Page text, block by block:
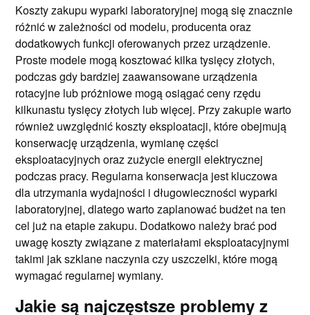
Koszty zakupu wyparki laboratoryjnej mogą się znacznie
różnić w zależności od modelu, producenta oraz
dodatkowych funkcji oferowanych przez urządzenie.
Proste modele mogą kosztować kilka tysięcy złotych,
podczas gdy bardziej zaawansowane urządzenia
rotacyjne lub próżniowe mogą osiągać ceny rzędu
kilkunastu tysięcy złotych lub więcej. Przy zakupie warto
również uwzględnić koszty eksploatacji, które obejmują
konserwację urządzenia, wymianę części
eksploatacyjnych oraz zużycie energii elektrycznej
podczas pracy. Regularna konserwacja jest kluczowa
dla utrzymania wydajności i długowieczności wyparki
laboratoryjnej, dlatego warto zaplanować budżet na ten
cel już na etapie zakupu. Dodatkowo należy brać pod
uwagę koszty związane z materiałami eksploatacyjnymi
takimi jak szklane naczynia czy uszczelki, które mogą
wymagać regularnej wymiany.
Jakie są najczęstsze problemy z